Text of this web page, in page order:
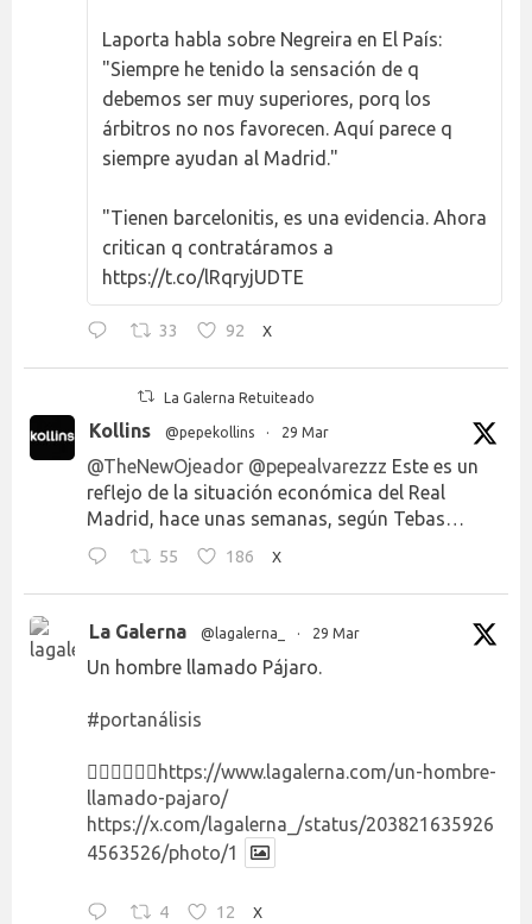
Laporta habla sobre Negreira en El País:
"Siempre he tenido la sensación de q
debemos ser muy superiores, porq los
árbitros no nos favorecen. Aquí parece q
siempre ayudan al Madrid."
"Tienen barcelonitis, es una evidencia. Ahora
critican q contratáramos a
https://t.co/lRqryjUDTE
33 92 X
La Galerna Retuiteado
Kollins @pepekollins · 29 Mar
@TheNewOjeador @pepealvarezzz Este es un
reflejo de la situación económica del Real
Madrid, hace unas semanas, según Tebas…
55 186 X
La Galerna @lagalerna_ · 29 Mar
Un hombre llamado Pájaro.
#portanálisis
👉🏻👉🏻👉🏻 https://www.lagalerna.com/un-hombre-
llamado-pajaro/
https://x.com/lagalerna_/status/203821635926
4563526/photo/1
4 12 X